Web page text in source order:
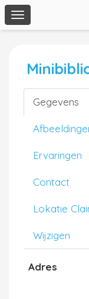
Toggle
navigation
Gegevens
Ervaringen
Contact
Lokatie
Wijzigen
Adres